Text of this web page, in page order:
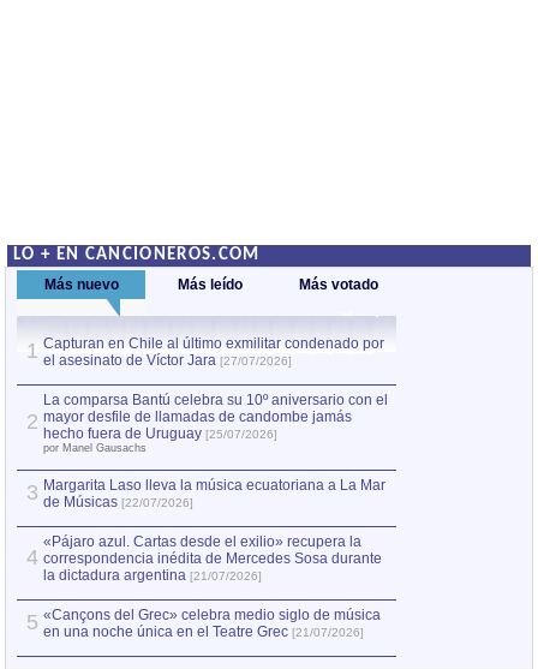
LO + EN CANCIONEROS.COM
Más nuevo Más leído Más votado
1 Capturan en Chile al último exmilitar condenado por
el asesinato de Víctor Jara [27/07/2026]
2
La comparsa Bantú celebra su 10º aniversario con el
mayor desfile de llamadas de candombe jamás
hecho fuera de Uruguay [25/07/2026]
por Manel Gausachs
3 Margarita Laso lleva la música ecuatoriana a La Mar
de Músicas [22/07/2026]
4
«Pájaro azul. Cartas desde el exilio» recupera la
correspondencia inédita de Mercedes Sosa durante
la dictadura argentina [21/07/2026]
5 «Cançons del Grec» celebra medio siglo de música
en una noche única en el Teatre Grec [21/07/2026]